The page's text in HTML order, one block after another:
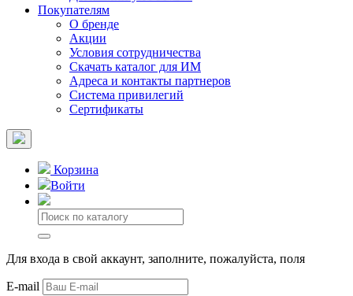
Покупателям
О бренде
Акции
Условия сотрудничества
Скачать каталог для ИМ
Адреса и контакты партнеров
Система привилегий
Сертификаты
Корзина
Войти
Для входа в свой аккаунт, заполните, пожалуйста, поля
E-mail